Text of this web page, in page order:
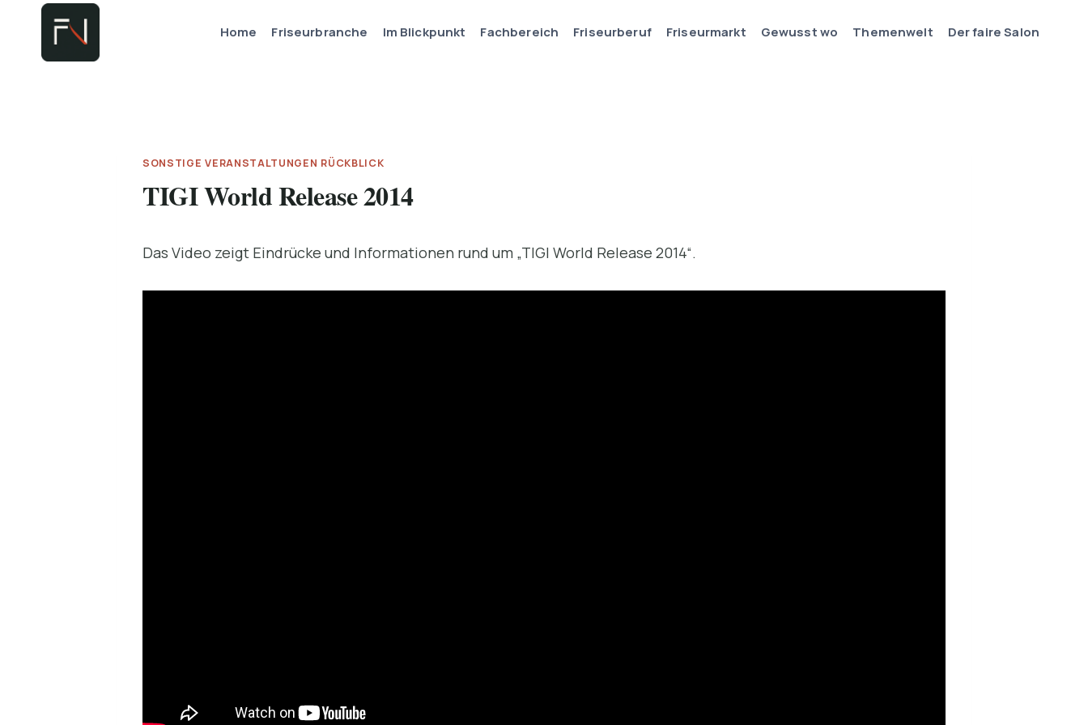
springen
Home Friseurbranche Im Blickpunkt Fachbereich Friseurberuf Friseurmarkt Gewusst wo Themenwelt Der faire Salon
SONSTIGE VERANSTALTUNGEN RÜCKBLICK
TIGI World Release 2014
Das Video zeigt Eindrücke und Informationen rund um „TIGI World Release 2014“.